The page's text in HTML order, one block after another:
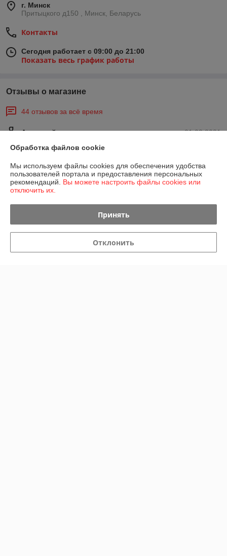
г. Минск
Притыцкого д150 , Минск, Беларусь
Контакты
Сегодня работает с 09:00 до 21:00
Показать весь график работы
Отзывы о магазине
44 отзывов за всё время
01.03.2021
Анатолий
Отлично
01.03.2021
Покупатель
Хотелось бы,чтоб велосипед был без царапин,а в остальном все
Сделка подтверждена через корзину
Обработка файлов cookie
Мы используем файлы cookies для обеспечения удобства
пользователей портала и предоставления персональных
рекомендаций. Вы можете настроить файлы cookies или
отключить их.
Принять
Отклонить